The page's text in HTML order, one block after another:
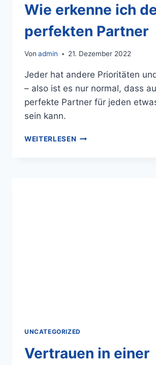
Wie erkenne ich
perfekten Partner
Von admin 21. Dezember 2022
Jeder hat andere Prioritäten
– also ist es nur normal, dass
perfekte Partner für jeden
sein kann.
WEITERLESEN
UNCATEGORIZED
Vertrauen in einer